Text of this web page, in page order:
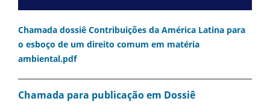
Chamada dossiê Contribuições da América Latina para
o esboço de um direito comum em matéria
ambiental.pdf
Chamada para publicação em Dossiê